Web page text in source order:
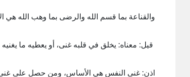
والقناعة بما قسم الله والرضى بما وهب الله هي
قيل: معناه: يخلق في قلبه غنى، أو يعطيه ما
اذن: غنی النفس هي الأساس، ومن حصل علی غنی